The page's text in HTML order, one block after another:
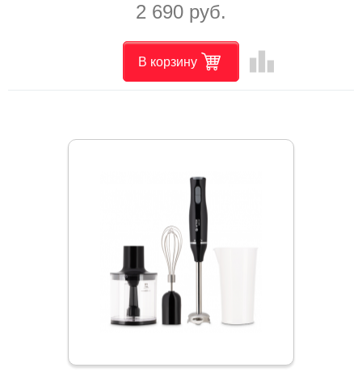
2 690 руб.
В корзину leaderboard